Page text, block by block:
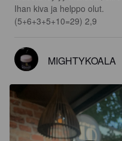
Ihan kiva ja helppo olut.
(5+6+3+5+10=29) 2,9
MIGHTYKOALA